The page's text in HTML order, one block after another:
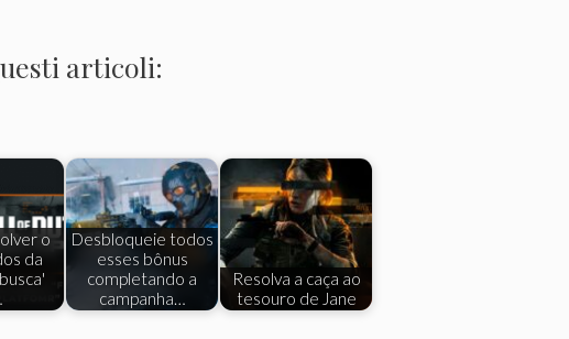
articoli:
o
da
Desbloqueie todos
esses bônus
completando a
campanha…
Resolva a caça ao
tesouro de Jane